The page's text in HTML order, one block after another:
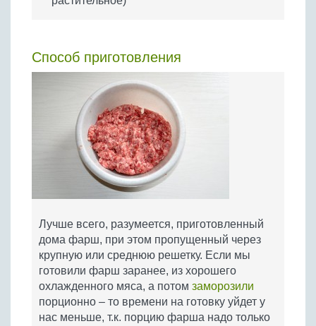
Способ приготовления
Лучше всего, разумеется, приготовленный
дома фарш, при этом пропущенный через
крупную или среднюю решетку. Если мы
готовили фарш заранее, из хорошего
охлажденного мяса, а потом заморозили
порционно – то времени на готовку уйдет у
нас меньше, т.к. порцию фарша надо только